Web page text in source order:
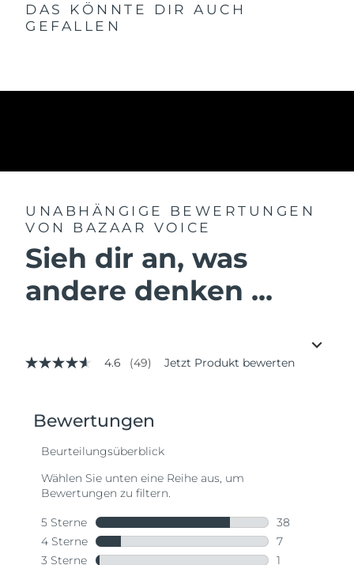
DAS KÖNNTE DIR AUCH
GEFALLEN
UNABHÄNGIGE BEWERTUNGEN
VON BAZAAR VOICE
Sieh dir an, was
andere denken ...
4.6
Durchschnittswert
der
Bewertung.
Read
Reviews.
Link
derselben
4.6 (49) Jetzt Produkt bewerten